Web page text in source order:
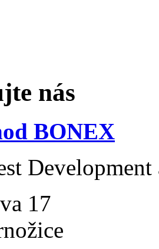
nás
BONEX
Development
17